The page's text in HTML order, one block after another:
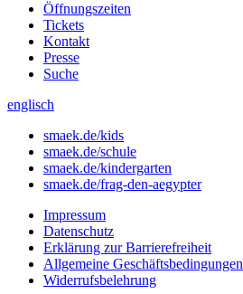
Öffnungszeiten
Tickets
Kontakt
Presse
Suche
englisch
smaek.de/kids
smaek.de/schule
smaek.de/kindergarten
smaek.de/frag-den-aegypter
Impressum
Datenschutz
Erklärung zur Barrierefreiheit
Allgemeine Geschäftsbedingungen
Widerrufsbelehrung